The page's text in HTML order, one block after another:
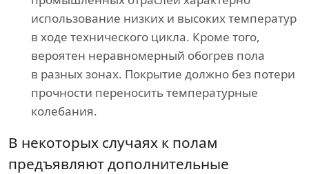
использование низких и высоких температур
в ходе технического цикла. Кроме того,
вероятен неравномерный обогрев пола
в разных зонах. Покрытие должно без потери
прочности переносить температурные
колебания.
В некоторых случаях к полам
предъявляют дополнительные